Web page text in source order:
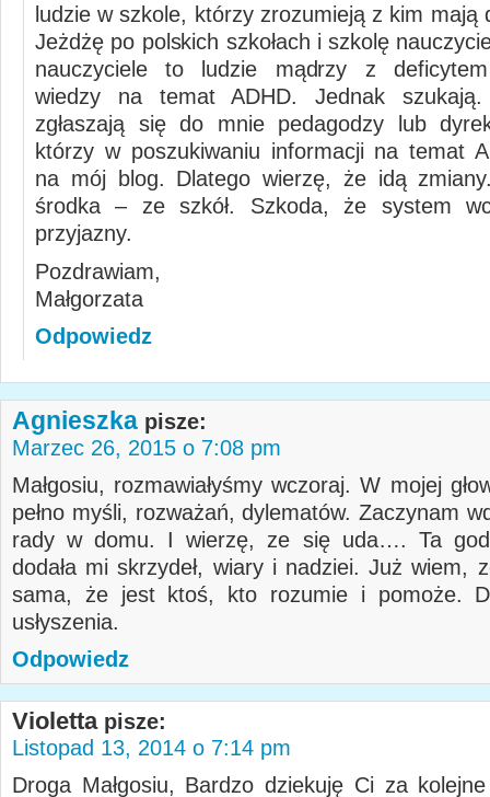
ludzie w szkole, którzy zrozumieją z kim mają
Jeżdżę po polskich szkołach i szkolę
nauczyciele to ludzie mądrzy z deficytem
wiedzy na temat ADHD. Jednak szukają.
zgłaszają się do mnie pedagodzy lub
którzy w poszukiwaniu informacji na temat
na mój blog. Dlatego wierzę, że idą
środka – ze szkół. Szkoda, że system
przyjazny.
Pozdrawiam,
Małgorzata
Odpowiedz
Agnieszka pisze:
Marzec 26, 2015 o 7:08 pm
Małgosiu, rozmawiałyśmy wczoraj. W mojej
pełno myśli, rozważań, dylematów. Zaczynam
rady w domu. I wierzę, ze się uda…. Ta
dodała mi skrzydeł, wiary i nadziei. Już wiem,
sama, że jest ktoś, kto rozumie i pomoże.
usłyszenia.
Odpowiedz
Violetta pisze:
Listopad 13, 2014 o 7:14 pm
Droga Małgosiu, Bardzo dziekuję Ci za